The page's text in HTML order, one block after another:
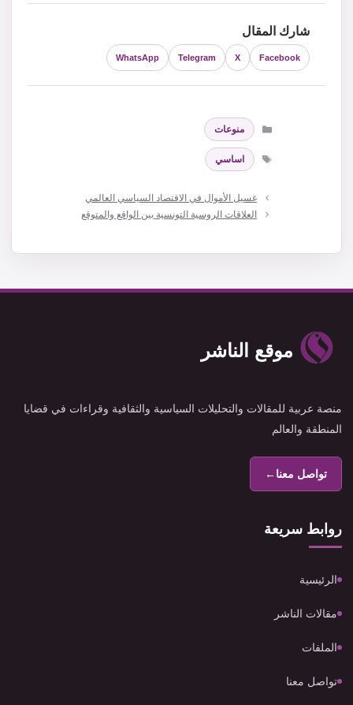
شارك المقال
Facebook
X
Telegram
WhatsApp
التصنيفات
منوعات
الوسوم
اساسي
غسيل الأموال في الاقتصاد السياسي العالمي
العلاقات الروسية التونسية بين الواقع والمتوقع
موقع الناشر
منصة عربية للمقالات والتحليلات السياسية والثقافية وقراءات في قضايا
المنطقة والعالم
تواصل معنا←
روابط سريعة
الرئيسية
مقالات الناشر
الملفات
تواصل معنا